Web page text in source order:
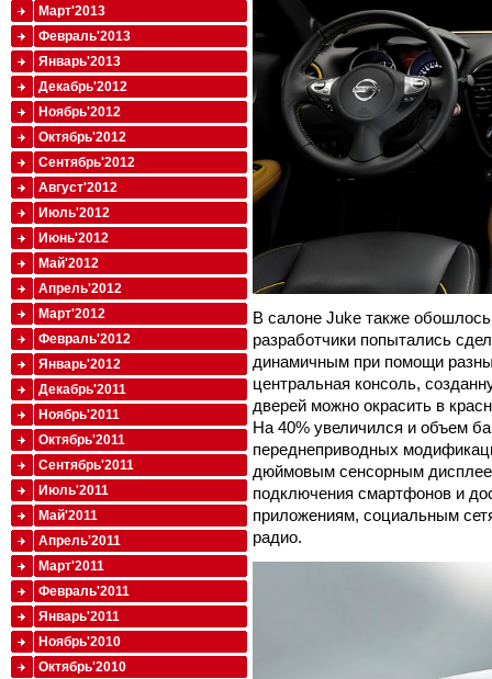
В салоне Juke также
разработчики попытались
динамичным при помощи
центральная консоль,
дверей можно окрасить в
На 40% увеличился и объем
переднеприводных
дюймовым сенсорным
подключения смартфонов и
приложениям, социальным
радио.
Март'2013
Февраль'2013
Январь'2013
Декабрь'2012
Ноябрь'2012
Октябрь'2012
Сентябрь'2012
Август'2012
Июль'2012
Июнь'2012
Май'2012
Апрель'2012
Март'2012
Февраль'2012
Январь'2012
Декабрь'2011
Ноябрь'2011
Октябрь'2011
Сентябрь'2011
Июль'2011
Май'2011
Апрель'2011
Март'2011
Февраль'2011
Январь'2011
Ноябрь'2010
Октябрь'2010